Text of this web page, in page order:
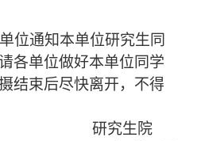
位通知本单位研究生同
各单位做好本单位同学
结束后尽快离开，不得
研究生院